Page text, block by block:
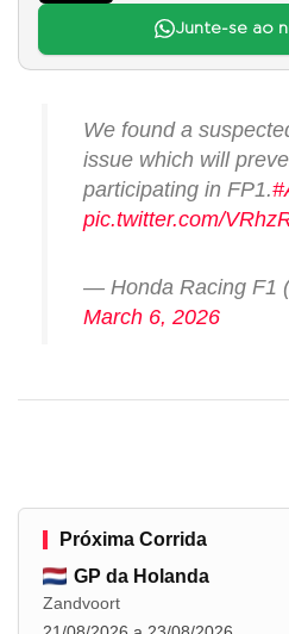
Junte-se ao
We found a
issue which will
participating in FP1.
pic.twitter.com/
— Honda Racing F1
March 6, 2026
Próxima Corrida
GP da Holanda
Zandvoort